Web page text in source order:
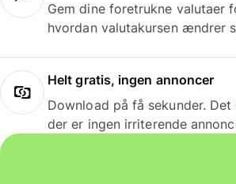
Gem dine foretrukne valutaer
hvordan valutakursen ændrer
Helt gratis, ingen annoncer
Download på få sekunder.
der er ingen irriterende